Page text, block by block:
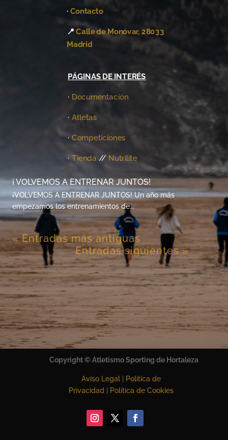
· Contacto
📍Calle de Monóvar, 28033
Madrid
PÁGINAS DE INTERÉS
· Documentación
· Atletas
· Competiciones
·Tienda // Nutrilite
¡ VOLVEMOS A ENTRENAR JUNTOS!
¡VOLVEMOS A ENTRENAR JUNTOS! Un año más
empezamos los entrenamientos de...
« Entradas más antiguas
Entradas siguientes »
Copyright© Atletismo Sporting de Hortaleza
Aviso Legal
Política de
Privacidad
Política de Cookies